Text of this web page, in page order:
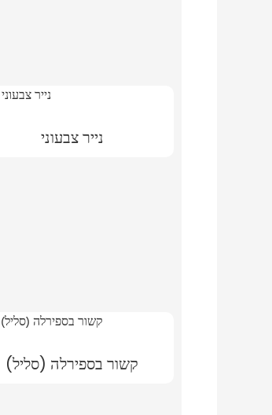
נייר צבעוני
קשור בספירלה (סליל)